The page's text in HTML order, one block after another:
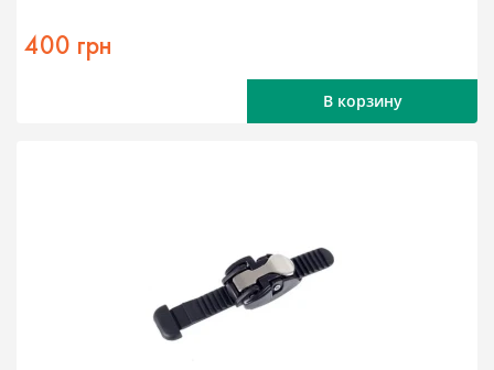
400 грн
В корзину